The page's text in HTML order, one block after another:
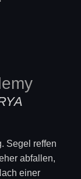
Segel reffen
abfallen,
einer